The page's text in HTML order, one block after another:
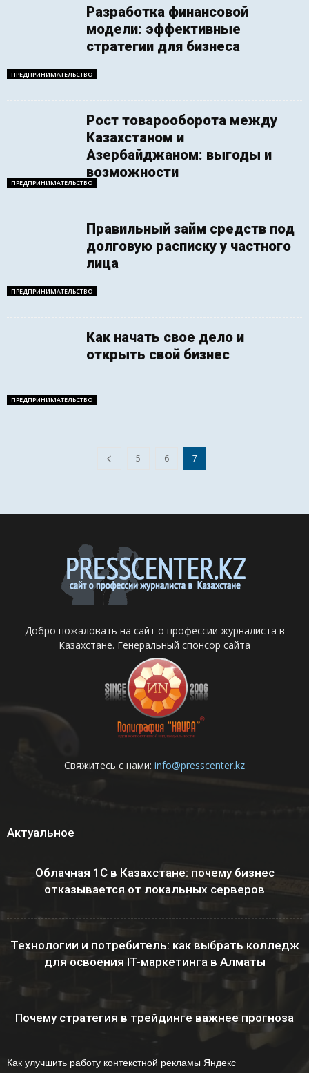
ПРЕДПРИНИМАТЕЛЬСТВО
Разработка финансовой
модели: эффективные
стратегии для бизнеса
ПРЕДПРИНИМАТЕЛЬСТВО
Рост товарооборота между
Казахстаном и
Азербайджаном: выгоды и
возможности
ПРЕДПРИНИМАТЕЛЬСТВО
Правильный займ средств под
долговую расписку у частного
лица
ПРЕДПРИНИМАТЕЛЬСТВО
Как начать свое дело и
открыть свой бизнес
5 6 7
Добро пожаловать на сайт о профессии журналиста в
Казахстане. Генеральный спонсор сайта
Свяжитесь с нами: info@presscenter.kz
Актуальное
Облачная 1С в Казахстане: почему бизнес
отказывается от локальных серверов
Технологии и потребитель: как выбрать колледж
для освоения IT-маркетинга в Алматы
Почему стратегия в трейдинге важнее прогноза
Как улучшить работу контекстной рекламы Яндекс